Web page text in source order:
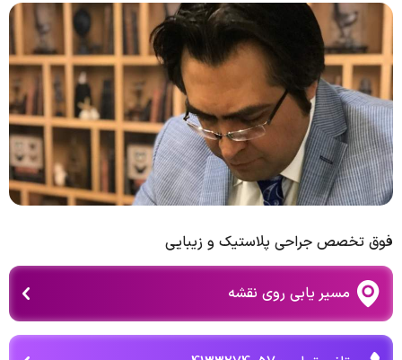
فوق تخصص جراحی پلاستیک و زیبایی
مسیر یابی روی نقشه